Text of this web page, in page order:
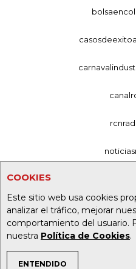
COOKIES
Este sitio web usa cookies
analizar el tráfico, mejorar
comportamiento del usuario.
nuestra Política de Cookies.
ENTENDIDOOrganización